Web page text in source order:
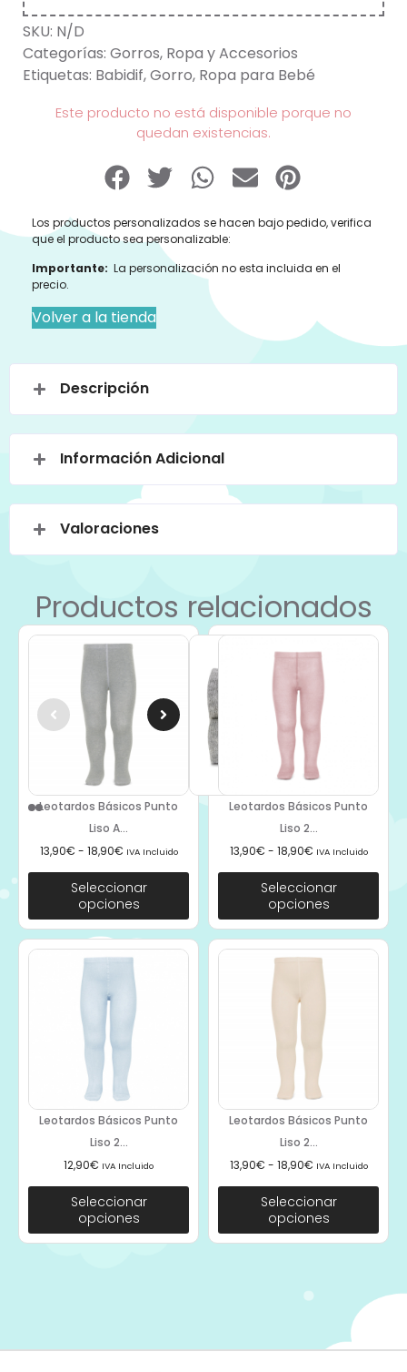
SKU: N/D
Categorías: Gorros, Ropa y Accesorios
Etiquetas: Babidif,Gorro, Ropa para Bebé
Este producto no está disponible porque no
quedan existencias.
Los productos personalizados se hacen bajo pedido, verifica
que el producto sea personalizable:
Importante: La personalización no esta incluida en el
precio.
Volver a la tienda
Descripción
Información Adicional
Valoraciones
Productos relacionados
Leotardos Básicos Punto
Liso A...
13,90€ - 18,90€ IVA Incluido
Seleccionar
opciones
Leotardos Básicos Punto
Liso 2...
13,90€ - 18,90€ IVA Incluido
Seleccionar
opciones
Leotardos Básicos Punto
Liso 2...
12,90€ IVA Incluido
Seleccionar
opciones
Leotardos Básicos Punto
Liso 2...
13,90€ - 18,90€ IVA Incluido
Seleccionar
opciones